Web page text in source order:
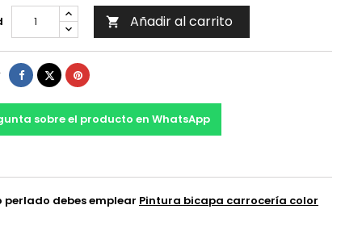
 Añadir al carrito
Compartir
TuitearPinterest
sobre el producto en WhatsApp
perlado debes emplear Pintura bicapa carrocería color